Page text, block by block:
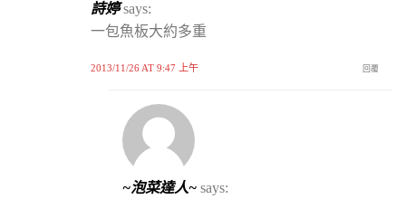
詩婷 says:
一包魚板大約多重
2013/11/26 AT 9:47 上午 回覆
~泡菜達人~ says: